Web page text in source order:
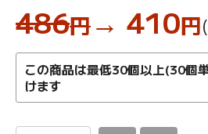
486円→ 410円
この商品は最低30個以上(30個
けます